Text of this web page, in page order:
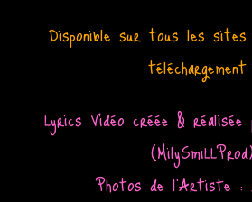
Disponible sur tous les
Lyrics Vidéo créée & réalisée
Photos de l'Artiste :